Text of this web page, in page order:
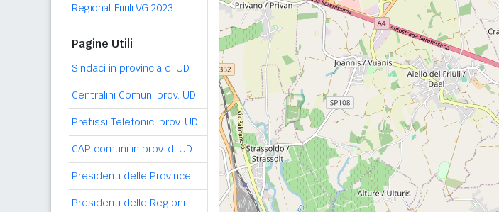
Regionali Friuli VG 2023
Pagine Utili
Sindaci in provincia di UD
Centralini Comuni prov. UD
Prefissi Telefonici prov. UD
CAP comuni in prov. di UD
Presidenti delle Province
Presidenti delle Regioni